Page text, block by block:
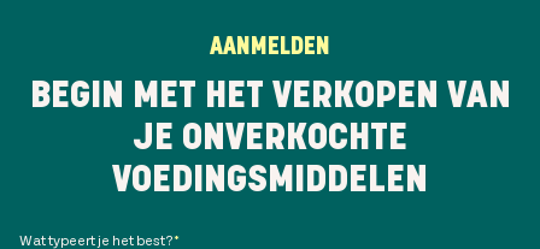
AANMELDEN
BEGIN MET HET VERKOPEN VAN
JE ONVERKOCHTE
VOEDINGSMIDDELEN
Wat typeert je het best?*